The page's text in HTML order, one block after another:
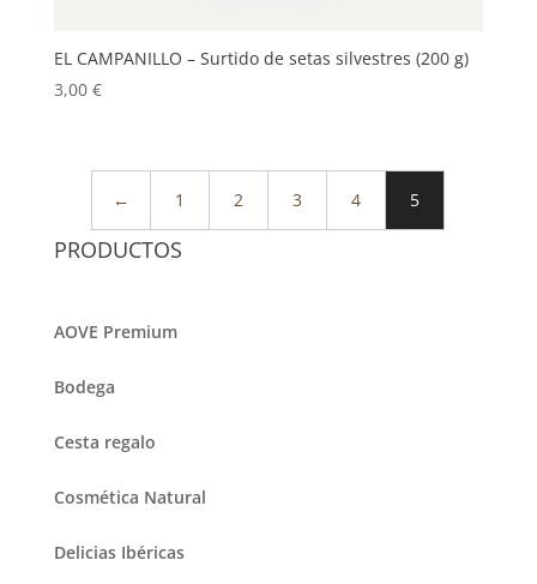
EL CAMPANILLO – Surtido de setas silvestres (200 g)
3,00 €
← 1 2 3 4 5
PRODUCTOS
AOVE Premium
Bodega
Cesta regalo
Cosmética Natural
Delicias Ibéricas